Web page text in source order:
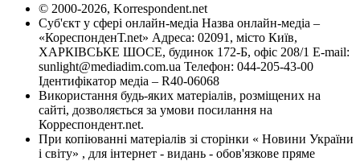
© 2000-2026, Korrespondent.net
Суб'єкт у сфері онлайн-медіа Назва онлайн-медіа –
«КореспонденТ.net» Адреса: 02091, місто Київ,
ХАРКІВСЬКЕ ШОСЕ, будинок 172-Б, офіс 208/1 E-mail:
sunlight@mediadim.com.ua Телефон: 044-205-43-00
Ідентифікатор медіа – R40-06068
Використання будь-яких матеріалів, розміщених на
сайті, дозволяється за умови посилання на
Корреспондент.net.
При копіюванні матеріалів зі сторінки « Новини України
і світу» , для інтернет - видань - обов'язкове пряме